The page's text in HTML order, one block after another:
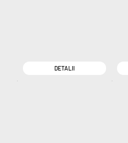
DETALII